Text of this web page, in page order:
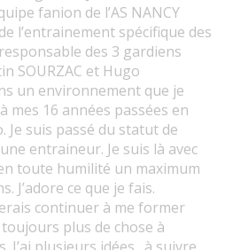
fanion de l’AS NANCY
de l’entrainement spécifique des
des 3 gardiens
SOURZAC et Hugo
un environnement que je
mes 16 années passées en
suis passé du statut de
entraineur. Je suis là avec
toute humilité un maximum
J’adore ce que je fais.
continuer à me former
plus de chose à